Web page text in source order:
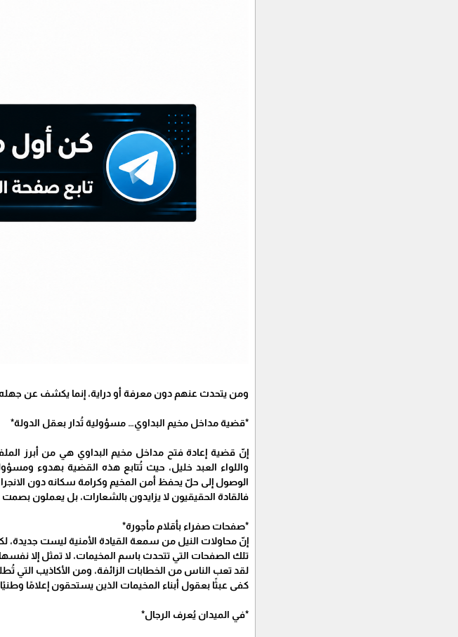
ومن يتحدث عنهم دون معرفة أو دراية، إنما يكشف عن جهله
*قضية مداخل مخيم البداوي… مسؤولية تُدار بعقل الدولة*
إنّ قضية إعادة فتح مداخل مخيم البداوي هي من أبرز
واللواء العبد خليل، حيث تُتابع هذه القضية بهدوء
الوصول إلى حلّ يحفظ أمن المخيم وكرامة سكانه دون
فالقادة الحقيقيون لا يزايدون بالشعارات، بل يعملون
*صفحات صفراء بأقلام مأجورة*
إنّ محاولات النيل من سمعة القيادة الأمنية ليست جديدة،
تلك الصفحات التي تتحدث باسم المخيمات، لا تمثل إلا
لقد تعب الناس من الخطابات الزائفة، ومن الأكاذيب التي
كفى عبثًا بعقول أبناء المخيمات الذين يستحقون إعلامًا
*في الميدان يُعرف الرجال*